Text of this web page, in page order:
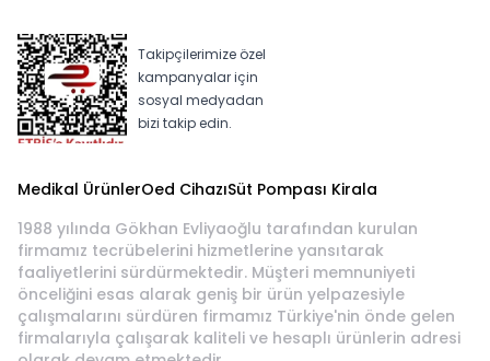
Takipçilerimize özel
kampanyalar için
sosyal medyadan
bizi takip edin.
Medikal ÜrünlerOed CihazıSüt Pompası Kirala
1988 yılında Gökhan Evliyaoğlu tarafından kurulan
firmamız tecrübelerini hizmetlerine yansıtarak
faaliyetlerini sürdürmektedir. Müşteri memnuniyeti
önceliğini esas alarak geniş bir ürün yelpazesiyle
çalışmalarını sürdüren firmamız Türkiye'nin önde gelen
firmalarıyla çalışarak kaliteli ve hesaplı ürünlerin adresi